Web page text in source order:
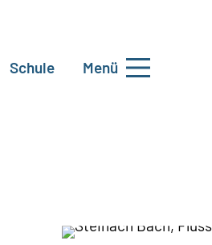
Schule Menü